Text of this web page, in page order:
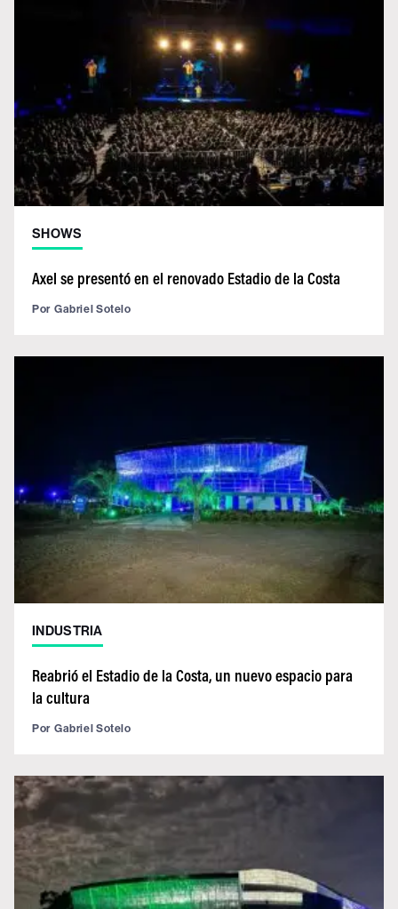
SHOWS
Axel se presentó en el renovado Estadio de la Costa
Por Gabriel Sotelo
INDUSTRIA
Reabrió el Estadio de la Costa, un nuevo espacio para
la cultura
Por Gabriel Sotelo